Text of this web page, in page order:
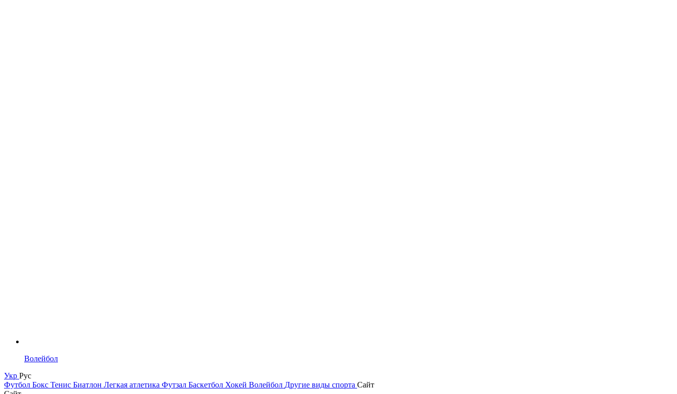
Волейбол
Укр Рус
Футбол Бокс Тенис Биатлон Легкая атлетика Футзал Баскетбол Хокей Волейбол Другие виды спорта Сайт